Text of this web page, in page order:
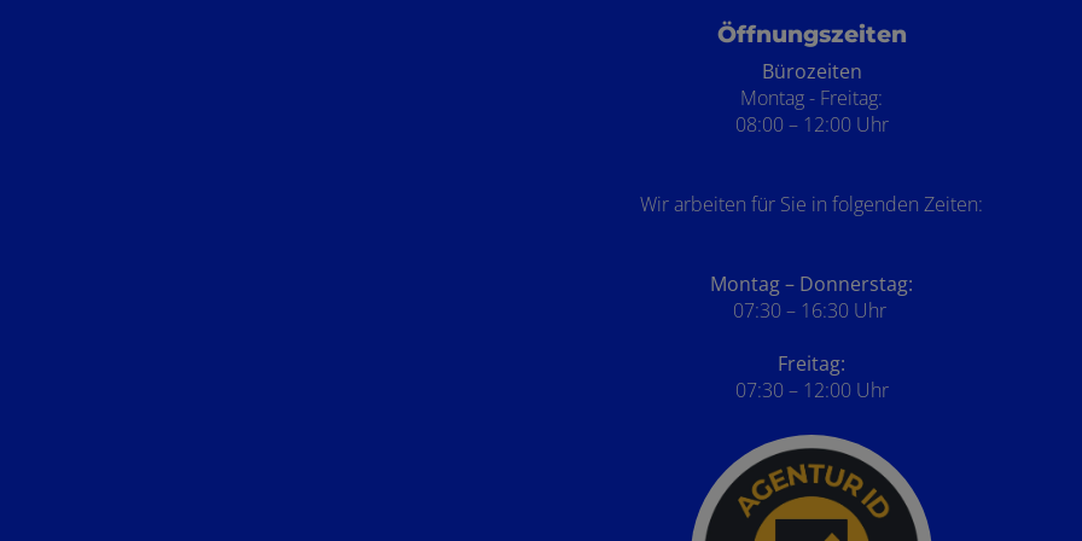
Öffnungszeiten
Bürozeiten
Montag - Freitag:
08:00 – 12:00 Uhr
Wir arbeiten für Sie in folgenden Zeiten:
Montag – Donnerstag:
07:30 – 16:30 Uhr
Freitag:
07:30 – 12:00 Uhr